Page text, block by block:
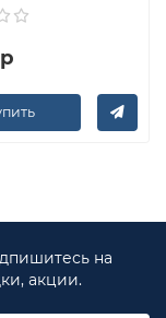
на
акции.